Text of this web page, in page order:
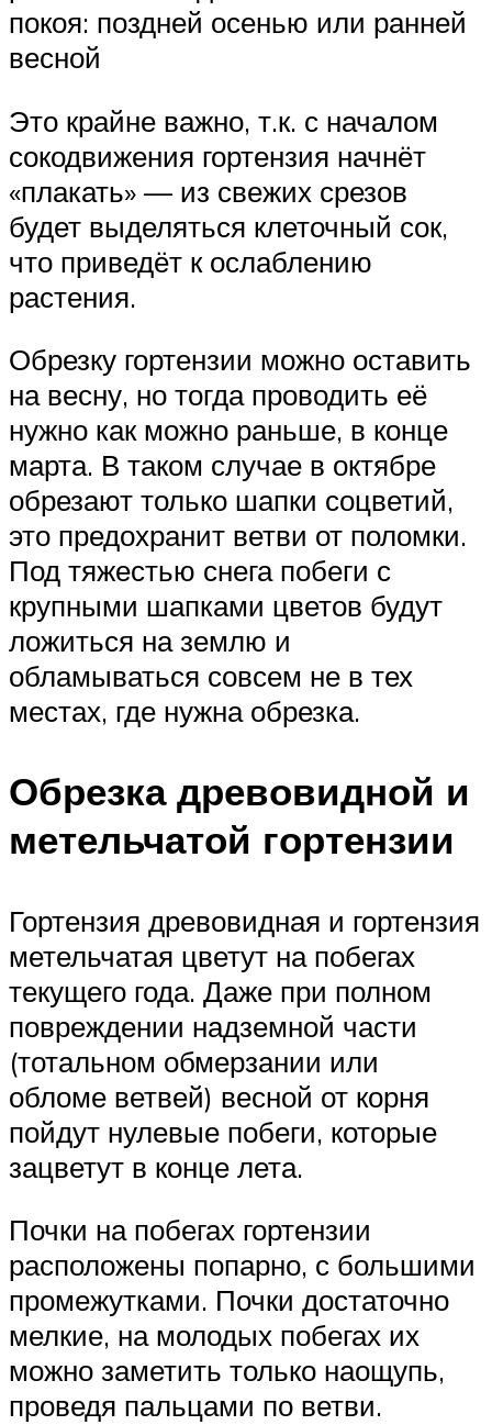
покоя: поздней осенью или ранней
весной
Это крайне важно, т.к. с началом
сокодвижения гортензия начнёт
«плакать» — из свежих срезов
будет выделяться клеточный сок,
что приведёт к ослаблению
растения.
Обрезку гортензии можно оставить
на весну, но тогда проводить её
нужно как можно раньше, в конце
марта. В таком случае в октябре
обрезают только шапки соцветий,
это предохранит ветви от поломки.
Под тяжестью снега побеги с
крупными шапками цветов будут
ложиться на землю и
обламываться совсем не в тех
местах, где нужна обрезка.
Обрезка древовидной и
метельчатой гортензии
Гортензия древовидная и гортензия
метельчатая цветут на побегах
текущего года. Даже при полном
повреждении надземной части
(тотальном обмерзании или
обломе ветвей) весной от корня
пойдут нулевые побеги, которые
зацветут в конце лета.
Почки на побегах гортензии
расположены попарно, с большими
промежутками. Почки достаточно
мелкие, на молодых побегах их
можно заметить только наощупь,
проведя пальцами по ветви.